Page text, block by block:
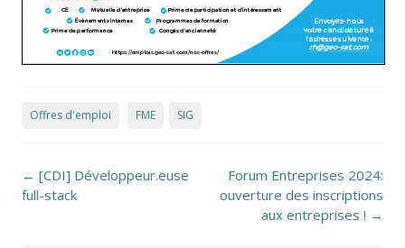
Offres d'emploi FME SIG
Post navigation
← [CDI] Développeur.euse
full-stack
Forum Entreprises 2024:
ouverture des inscriptions
aux entreprises ! →